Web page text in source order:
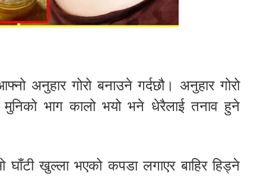
अनुहार गोरो बनाउने गर्दछौ। अनुहार गोरो
मुनिको भाग कालो भयो भने धेरैलाई तनाव हुने
घाँटी खुल्ला भएको कपडा लगाएर बाहिर हिड्ने